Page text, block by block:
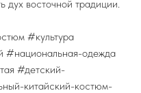
дух восточной традиции.
#культура
#национальная-одежда
#детский-
китайский-костюм-